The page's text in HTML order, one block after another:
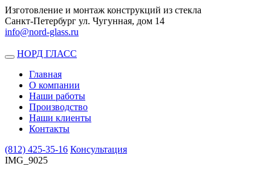
Изготовление и монтаж конструкций из стекла
Санкт-Петербург ул. Чугунная, дом 14
info@nord-glass.ru
Toggle
navigation
НОРД ГЛАСС
Главная
О компании
Наши работы
Производство
Наши клиенты
Контакты
(812) 425-35-16 Консультация
IMG_9025